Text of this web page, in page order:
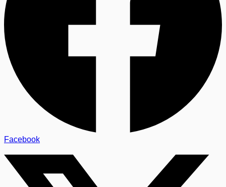
Facebook